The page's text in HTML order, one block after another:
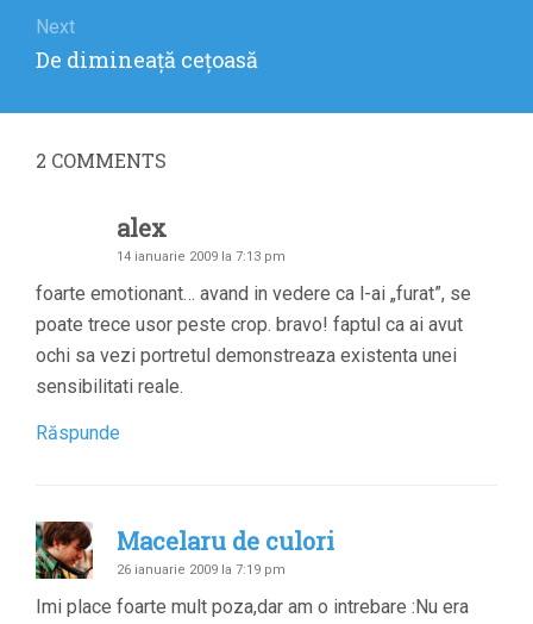
Next
Next
De dimineaţă ceţoasă
2 COMMENTS
alex
14 ianuarie 2009 la 7:13 pm
foarte emotionant… avand in vedere ca l-ai „furat”, se
poate trece usor peste crop. bravo! faptul ca ai avut
ochi sa vezi portretul demonstreaza existenta unei
sensibilitati reale.
Răspunde
Macelaru de culori
26 ianuarie 2009 la 7:19 pm
Imi place foarte mult poza,dar am o intrebare :Nu era